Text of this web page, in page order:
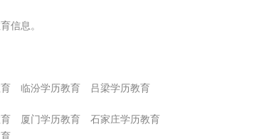
信息。
临汾学历教育 吕梁学历教育
厦门学历教育
石家庄学历教育